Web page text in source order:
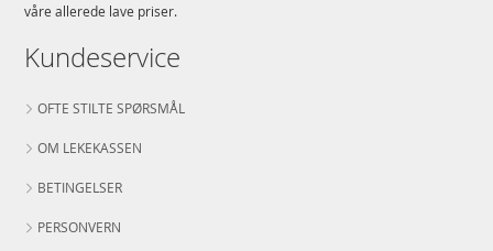
våre allerede lave priser.
Kundeservice
OFTE STILTE SPØRSMÅL
OM LEKEKASSEN
BETINGELSER
PERSONVERN